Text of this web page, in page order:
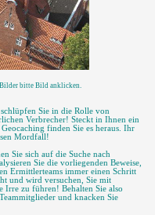
bitte Bild anklicken.
Sie in die Rolle von
Verbrecher! Steckt in Ihnen ein
finden Sie es heraus. Ihr
Mordfall!
Sie sich auf die Suche nach
Sie die vorliegenden Beweise,
Ermittlerteams immer einen Schritt
und wird versuchen, Sie mit
Irre zu führen! Behalten Sie also
und knacken Sie